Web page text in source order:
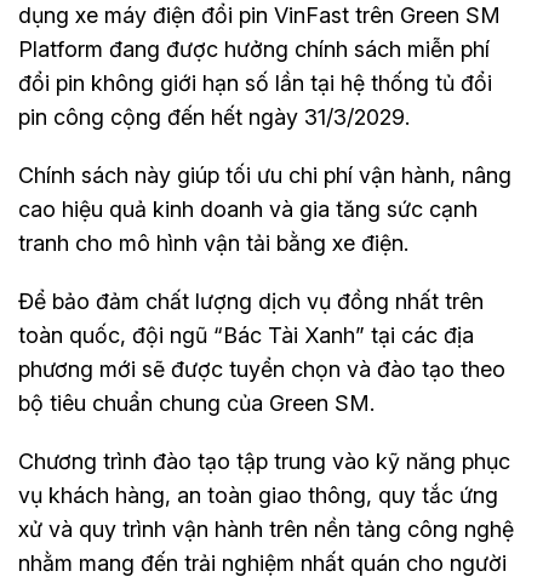
dụng xe máy điện đổi pin VinFast trên Green SM
Platform đang được hưởng chính sách miễn phí
đổi pin không giới hạn số lần tại hệ thống tủ đổi
pin công cộng đến hết ngày 31/3/2029.
Chính sách này giúp tối ưu chi phí vận hành, nâng
cao hiệu quả kinh doanh và gia tăng sức cạnh
tranh cho mô hình vận tải bằng xe điện.
Để bảo đảm chất lượng dịch vụ đồng nhất trên
toàn quốc, đội ngũ “Bác Tài Xanh” tại các địa
phương mới sẽ được tuyển chọn và đào tạo theo
bộ tiêu chuẩn chung của Green SM.
Chương trình đào tạo tập trung vào kỹ năng phục
vụ khách hàng, an toàn giao thông, quy tắc ứng
xử và quy trình vận hành trên nền tảng công nghệ
nhằm mang đến trải nghiệm nhất quán cho người